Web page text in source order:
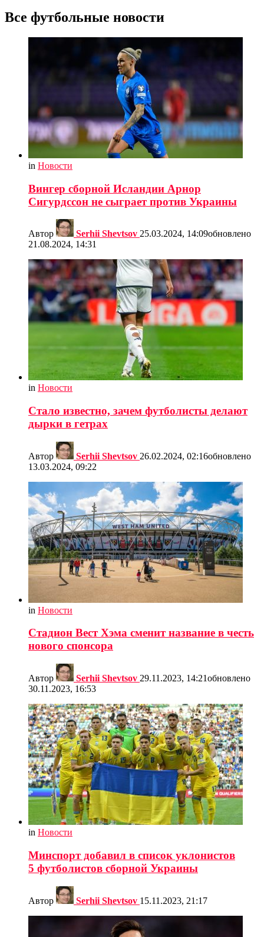
Все футбольные новости
in Новости
Вингер сборной Исландии Арнор
Сигурдссон не сыграет против Украины
Автор Serhii Shevtsov 25.03.2024, 14:09обновлено
21.08.2024, 14:31
in Новости
Стало известно, зачем футболисты делают
дырки в гетрах
Автор Serhii Shevtsov 26.02.2024, 02:16обновлено
13.03.2024, 09:22
in Новости
Стадион Вест Хэма сменит название в честь
нового спонсора
Автор Serhii Shevtsov 29.11.2023, 14:21обновлено
30.11.2023, 16:53
in Новости
Минспорт добавил в список уклонистов
5 футболистов сборной Украины
Автор Serhii Shevtsov 15.11.2023, 21:17